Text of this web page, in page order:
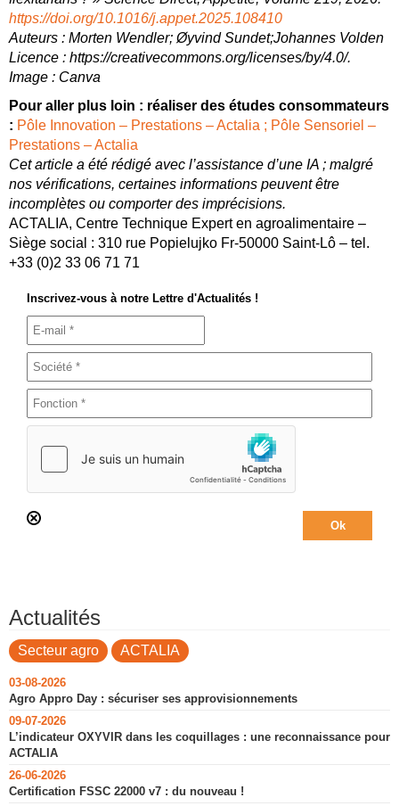
https://doi.org/10.1016/j.appet.2025.108410
Auteurs : Morten Wendler; Øyvind Sundet;Johannes Volden
Licence : https://creativecommons.org/licenses/by/4.0/.
Image : Canva
Pour aller plus loin : réaliser des études consommateurs
: Pôle Innovation – Prestations – Actalia ; Pôle Sensoriel –
Prestations – Actalia
Cet article a été rédigé avec l’assistance d’une IA ; malgré
nos vérifications, certaines informations peuvent être
incomplètes ou comporter des imprécisions.
ACTALIA, Centre Technique Expert en agroalimentaire –
Siège social : 310 rue Popielujko Fr-50000 Saint-Lô – tel.
+33 (0)2 33 06 71 71
Inscrivez-vous à notre Lettre d'Actualités !
Actualités
Secteur agro ACTALIA
03-08-2026
Agro Appro Day : sécuriser ses approvisionnements
09-07-2026
L’indicateur OXYVIR dans les coquillages : une reconnaissance pour
ACTALIA
26-06-2026
Certification FSSC 22000 v7 : du nouveau !